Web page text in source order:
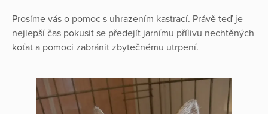
Prosíme vás o pomoc s uhrazením kastrací. Právě teď je
nejlepší čas pokusit se předejít jarnímu přílivu nechtěných
koťat a pomoci zabránit zbytečnému utrpení.